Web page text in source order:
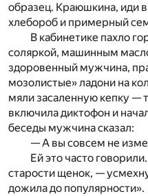
образец. Краюшкина, иди
хлебороб и примерный
В кабинетике пахло
соляркой, машинным
здоровенный мужчина,
мозолистые» ладони на
мяли засаленную кепку —
включила диктофон и
беседы мужчина сказал:
— А вы совсем не
Ей это часто
старости щенок, —
дожила до популярности».